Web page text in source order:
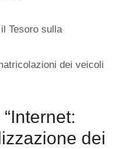
Tesoro sulla
dei veicoli
dei